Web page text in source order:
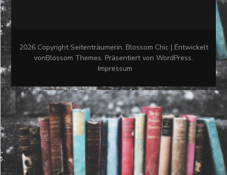
2026 CopyrightSeitenträumerin. Blossom Chic | Entwickelt
vonBlossom Themes. Präsentiert von WordPress.
Impressum